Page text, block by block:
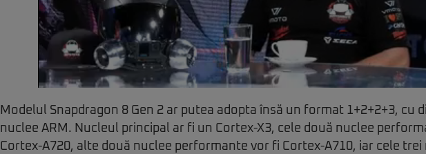
Modelul Snapdragon 8 Gen 2 ar putea adopta însă un format 1+2+2+3, cu
nuclee ARM. Nucleul principal ar fi un Cortex-X3, cele două nuclee
Cortex-A720, alte două nuclee performante vor fi Cortex-A710, iar cele